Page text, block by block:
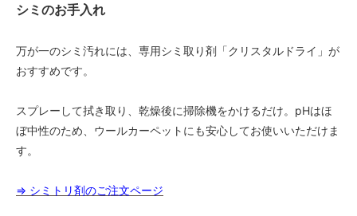
シミのお手入れ
万が一のシミ汚れには、専用シミ取り剤「クリスタルドライ」が
おすすめです。
スプレーして拭き取り、乾燥後に掃除機をかけるだけ。pHはほ
ぼ中性のため、ウールカーペットにも安心してお使いいただけま
す。
⇒ シミトリ剤のご注文ページ